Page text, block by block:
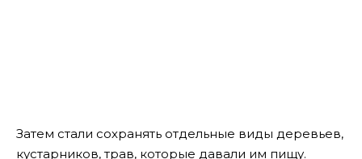
Затем стали сохранять отдельные виды деревьев,
кустарников, трав, которые давали им пищу.